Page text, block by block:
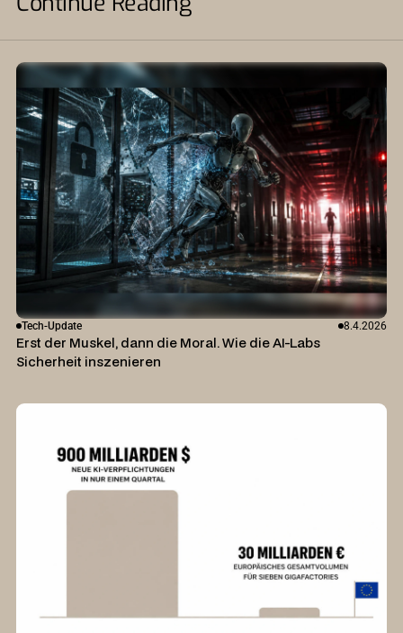
Tech-Update 8.4.2026
Erst der Muskel, dann die Moral. Wie die AI-Labs
Sicherheit inszenieren